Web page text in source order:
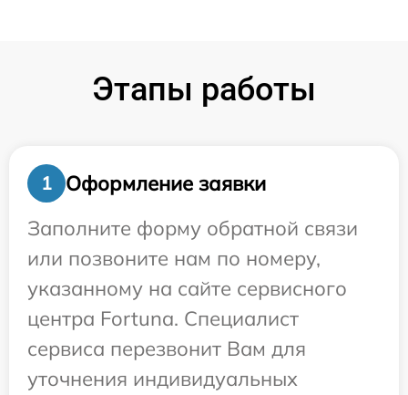
Этапы работы
1
Оформление заявки
Заполните форму обратной связи
или позвоните нам по номеру,
указанному на сайте сервисного
центра Fortuna. Специалист
сервиса перезвонит Вам для
уточнения индивидуальных